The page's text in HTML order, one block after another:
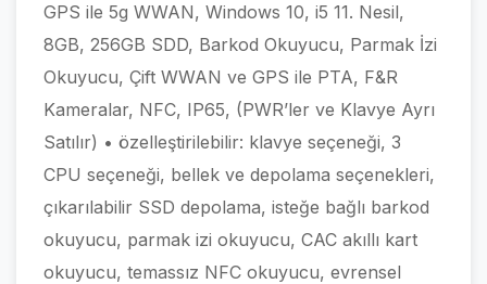
GPS ile 5g WWAN, Windows 10, i5 11. Nesil,
8GB, 256GB SDD, Barkod Okuyucu, Parmak İzi
Okuyucu, Çift WWAN ve GPS ile PTA, F&R
Kameralar, NFC, IP65, (PWR’ler ve Klavye Ayrı
Satılır) • özelleştirilebilir: klavye seçeneği, 3
CPU seçeneği, bellek ve depolama seçenekleri,
çıkarılabilir SSD depolama, isteğe bağlı barkod
okuyucu, parmak izi okuyucu, CAC akıllı kart
okuyucu, temassız NFC okuyucu, evrensel